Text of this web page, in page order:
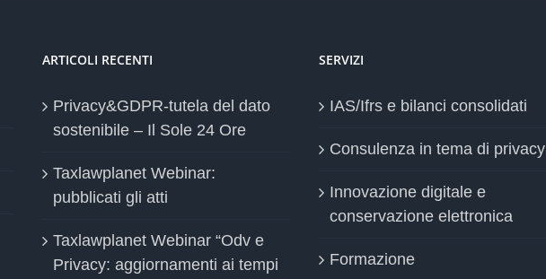
ARTICOLI RECENTI
Privacy&GDPR-tutela del dato
sostenibile – Il Sole 24 Ore
Taxlawplanet Webinar:
pubblicati gli atti
Taxlawplanet Webinar “Odv e
Privacy: aggiornamenti ai tempi
SERVIZI
IAS/Ifrs e bilanci consolidati
Consulenza in tema di privacy
Innovazione digitale e
conservazione elettronica
Formazione